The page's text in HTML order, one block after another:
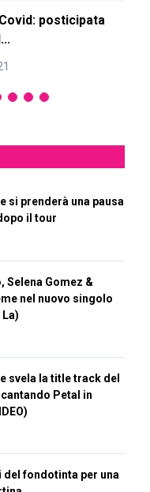
posticipata
si prenderà una pausa
il tour
Selena Gomez &
nel nuovo singolo
svela la title track del
Petal in
fondotinta per una